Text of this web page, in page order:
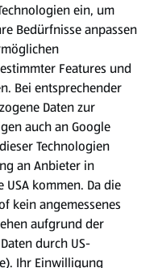
ein, um
Bedürfnisse anpassen
Features und
Bei entsprechender
Daten zur
auch an Google
Technologien
an Anbieter in
kommen. Da die
kein angemessenes
aufgrund der
durch US-
Ihr Einwilligung